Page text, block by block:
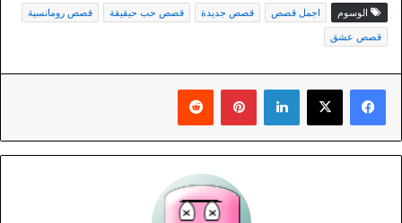
الوسوم اجمل قصص قصص جديدة قصص حب حيقيقة
قصص رومانسية
قصص عشق
لينكدإن بينتيريست